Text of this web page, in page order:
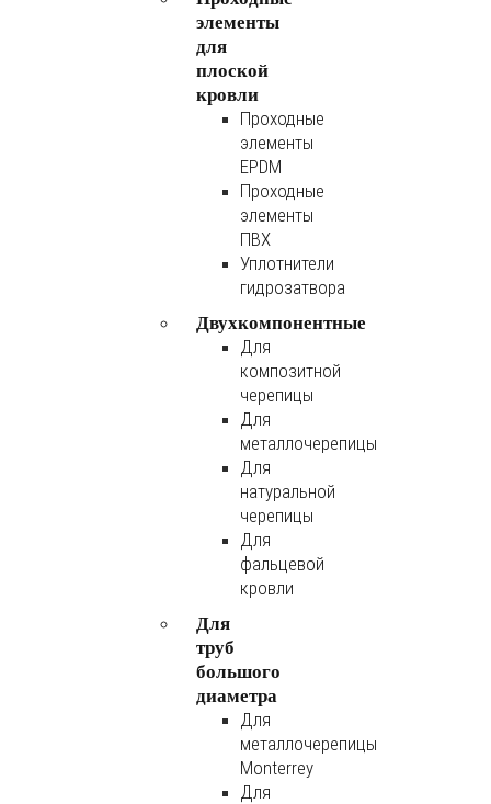
элементы
для
плоской
кровли
Проходные
элементы
EPDM
Проходные
элементы
ПВХ
Уплотнители
гидрозатвора
Двухкомпонентные
Для
композитной
черепицы
Для
металлочерепицы
Для
натуральной
черепицы
Для
фальцевой
кровли
Для
труб
большого
диаметра
Для
металлочерепицы
Monterrey
Для